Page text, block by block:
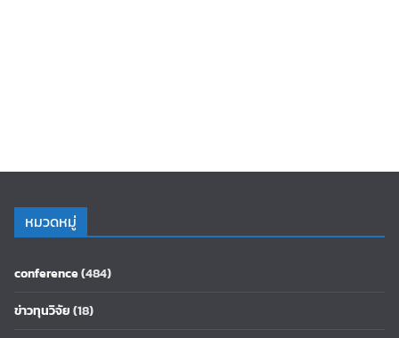
หมวดหมู่
conference(484)
ข่าวทุนวิจัย(18)